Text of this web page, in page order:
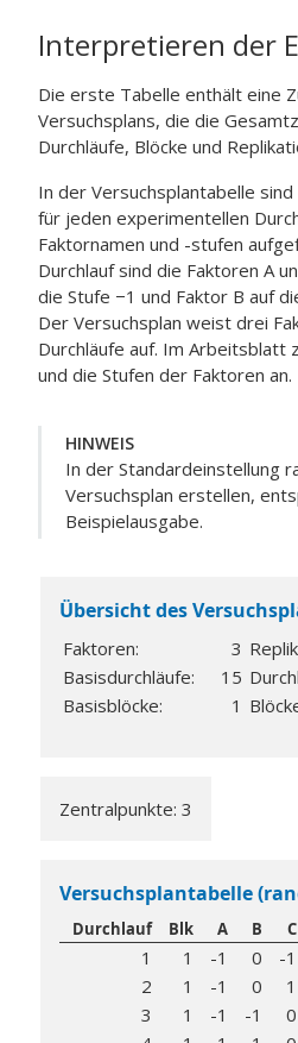
Interpretieren der
Die erste Tabelle enthält eine
Versuchsplans, die die
Durchläufe, Blöcke und
In der Versuchsplantabelle
für jeden experimentellen
Faktornamen und -stufen
Durchlauf sind die Faktoren A
die Stufe −1 und Faktor B auf
Der Versuchsplan weist drei
Durchläufe auf. Im Arbeitsblatt
und die Stufen der Faktoren an.
HINWEIS
In der Standardeinstellung
Versuchsplan erstellen,
Beispielausgabe.
Übersicht des
Faktoren: 3
Basisdurchläufe:
15
Basisblöcke:
1
Zentralpunkte: 3
Versuchsplantabelle
Durchlauf Blk A B C
1 1 -1 0
-1
2
1 -1 0
1
3
1 -1 -1
0